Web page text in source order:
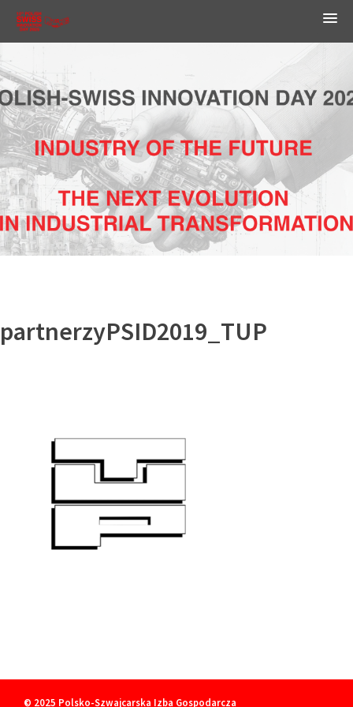
partnerzyPSID2019_TUP
© 2025 Polsko-Szwajcarska Izba Gospodarcza